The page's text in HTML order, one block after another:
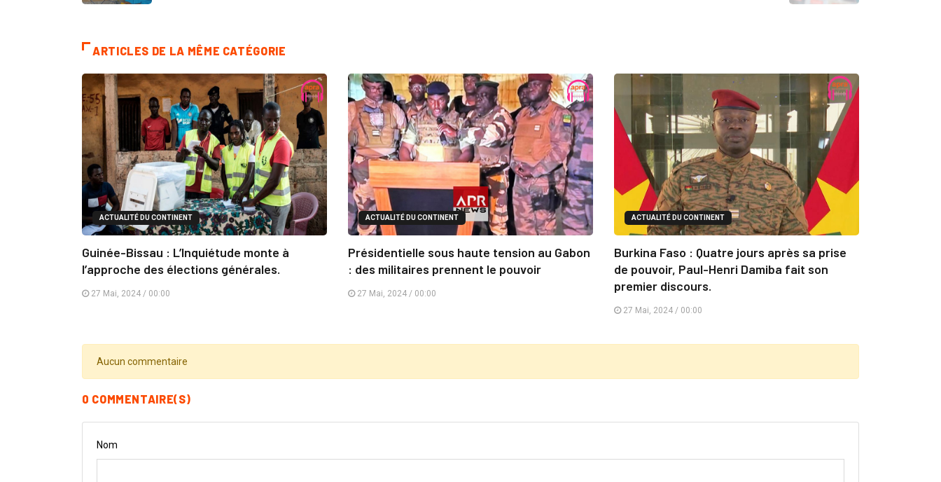
ARTICLES DE LA MÊME CATÉGORIE
ACTUALITÉ DU CONTINENT
Guinée-Bissau : L’Inquiétude monte à
l’approche des élections générales.
27 Mai, 2024 / 00:00
ACTUALITÉ DU CONTINENT
Présidentielle sous haute tension au Gabon
: des militaires prennent le pouvoir
27 Mai, 2024 / 00:00
ACTUALITÉ DU CONTINENT
Burkina Faso : Quatre jours après sa prise
de pouvoir, Paul-Henri Damiba fait son
premier discours.
27 Mai, 2024 / 00:00
Aucun commentaire
0 COMMENTAIRE(S)
Nom